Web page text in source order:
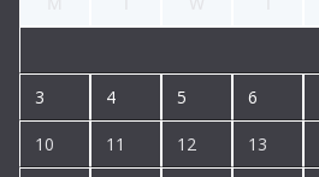
3 4 5 6
10 11 12 13